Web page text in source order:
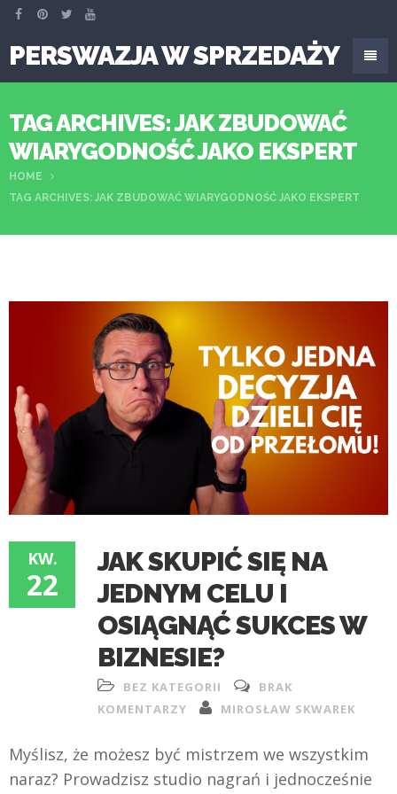
PERSWAZJA W SPRZEDAŻY
TAG ARCHIVES: JAK ZBUDOWAĆ
WIARYGODNOŚĆ JAKO EKSPERT
HOME
TAG ARCHIVES: JAK ZBUDOWAĆ WIARYGODNOŚĆ JAKO EKSPERT
KW.
22
JAK SKUPIĆ SIĘ NA
JEDNYM CELU I
OSIĄGNĄĆ SUKCES W
BIZNESIE?
BEZ KATEGORII
BRAK
KOMENTARZY
MIROSŁAW SKWAREK
Myślisz, że możesz być mistrzem we wszystkim
naraz? Prowadzisz studio nagrań i jednocześnie